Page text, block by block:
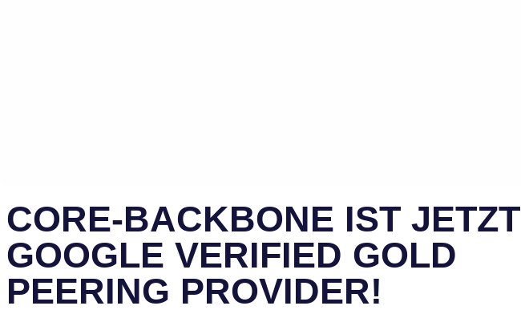
CORE-BACKBONE IST JETZT
GOOGLE VERIFIED GOLD
PEERING PROVIDER!